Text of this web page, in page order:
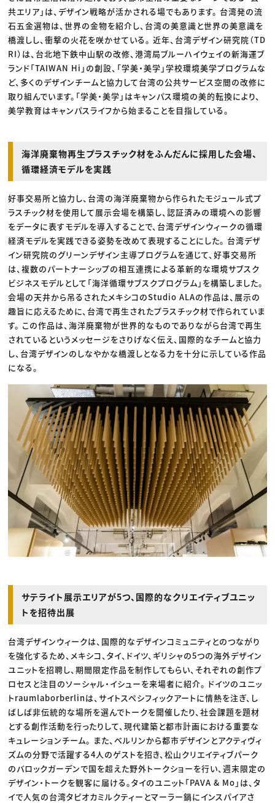
共エリア」は、デザイン戦略が活かされる場でもあります。 台湾発の流
石五金選物は、世界の金物を紹介し、台湾の美意識と世界の美意識を
橋渡しし、衝撃の火花を咲かせている。 近年、台湾デザイン研究院（TD
RI）は、台北地下鉄中山駅の改修、港湾局ブルーハイウェイの新海運ブ
ランド「TAIWAN Hi」の創設、「学美・美学」学校環境美学プログラムな
ど、多くのデザインチームと協力して台湾の公共サービス空間の改修に
取り組んでいます。「学美・美学」はキャンパス環境の美的転換により、
美学教育はキャンパスライフから始まることを目指している。
海洋廃棄物再生プラスチック材をふんだんに採用した会場、
循環経済モデルを実践
好事交易所と協力し、台湾の海洋廃棄物から作られたモジュール式プ
ラスチック材を使用して展示会場を構築し、認証済みの環境への影響
をデータに表すモデルを導入することで、台湾デザインウィークの循環
経済モデルを実践できる姿勢を改めて表現することにした。 台湾デザ
イン研究院のグリーンデザイン主導プログラムを通じて、好事交易所
は、複数のパートナーシップの相互連携による革新的な環境サブスク
ビジネスモデルとして「海洋循環サブスクプログラム」を構築しました。
会場の天井から吊るされたメキシコのStudio ALAの作品は、展示の
趣旨に応えるために、台湾で再生されたプラスチック材で作られていま
す。 この作品は、海洋廃棄物が世界的なものでありながら台湾で再生
されているというメッセージをさりげなく伝え、国際的なチームと協力
し、台湾デザインのしなやかな橋渡しとなる力を十分に示している作品
になる。
サテライト展示エリアが5つ、国際的なクリエイティブユニッ
トを招待出展
台湾デザインウィークは、国際的なデザインコミュニティとのつながり
を強化するため、メキシコ、タイ、ドイツ、ギリシャの5つの海外デザイン
ユニットを招聘し、期間限定作品を制作してもらい、それぞれの創作プ
ロセスと注目のソーシャル・イシューを来場者に紹介。 ドイツのユニッ
トraumlaborberlinは、サイトスペシフィックアートに情熱を注ぎ、し
ばしば非伝統的な場所を選んでトークを開催したり、社会課題を題材
とする創作活動を行ったりして、現代建築と都市計画における重要な
キュレーションチーム。 また、ベルリンから都市デザインとアクティヴィ
ズムの分野で活躍する4人のゲストを招き、松山クリエイティブパーク
のバロックガーデンで国を超えた野外トークショーを行い、週末限定の
デザイン・トークを観客に届ける。タイのユニット「PAVA & Mo」は、タ
イで人気の台湾タピオカミルクティーとマーラー鍋にインスパイアさ